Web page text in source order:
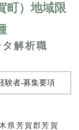
町）地域限
解析職
験者-募集要項
県芳賀郡芳賀